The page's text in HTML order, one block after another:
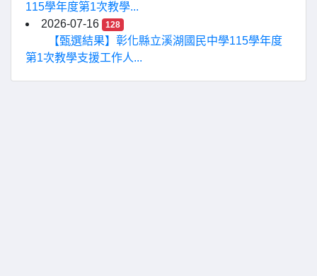
115學年度第1次教學...
2026-07-16
128
【甄選結果】彰化縣立溪湖國民中學115學年度
第1次教學支援工作人...